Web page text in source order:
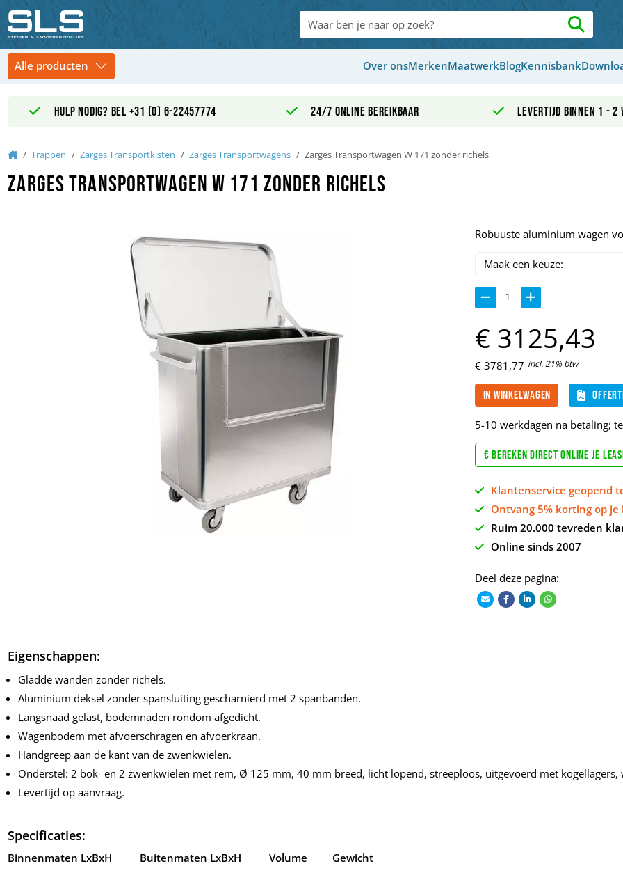
Over onsMerkenMaatwerkBlogKennisbank
Hulp nodig? Bel +31 (0) 6-22457774 24/7 online bereikbaar Levertijd binnen 1 - 2
HomeTrappen Zarges Transportkisten Zarges Transportwagens Zarges Transportwagen W 171 zonder richels
Zarges Transportwagen W 171 zonder richels
Robuuste aluminium wagen
€3781,77 incl. 21% btw
€ 3125,43
In winkelwagen
5-10 werkdagen na betaling;
€ Bereken direct online je
Klantenservice geopend
Ontvang 5% korting op je
Ruim 20.000 tevreden
Online sinds 2007
Deel deze pagina:
Eigenschappen:
Gladde wanden zonder richels.
Aluminium deksel zonder spansluiting gescharnierd met 2 spanbanden.
Langsnaad gelast, bodemnaden rondom afgedicht.
Wagenbodem met afvoerschragen en afvoerkraan.
Handgreep aan de kant van de zwenkwielen.
Onderstel: 2 bok- en 2 zwenkwielen met rem, Ø 125 mm, 40 mm breed, licht lopend, streeploos, uitgevoerd met
Levertijd op aanvraag.
Specificaties:
Binnenmaten LxBxH Buitenmaten LxBxH Volume Gewicht